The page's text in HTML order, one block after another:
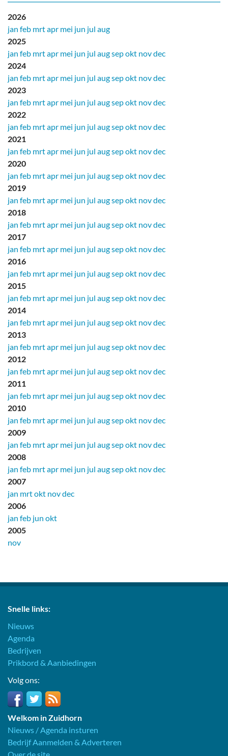
2026
jan feb mrtapr mei jun jul aug
2025
jan feb mrtapr mei jun jul augsepokt novdec
2024
jan feb mrtapr mei jun jul augsepokt novdec
2023
jan feb mrtapr mei jun jul augsepokt novdec
2022
jan feb mrtapr mei jun jul augsepokt novdec
2021
jan feb mrtapr mei jun jul augsepokt novdec
2020
jan feb mrtapr mei jun jul augsepokt novdec
2019
jan feb mrtapr mei jun jul augsepokt novdec
2018
jan feb mrtapr mei jun jul augsepokt novdec
2017
jan feb mrtapr mei jun jul augsepokt novdec
2016
jan feb mrtapr mei jun jul augsepokt novdec
2015
jan feb mrtapr mei jun jul augsepokt novdec
2014
jan feb mrtapr mei jun jul augsepokt novdec
2013
jan feb mrtapr mei jun jul augsepokt novdec
2012
jan feb mrtapr mei jun jul augsepokt novdec
2011
jan feb mrtapr mei jun jul augsepokt novdec
2010
jan feb mrtapr mei jun jul augsepokt novdec
2009
jan feb mrtapr mei jun jul augsepokt novdec
2008
jan feb mrtapr mei jun jul augsepokt novdec
2007
jan mrtokt novdec
2006
jan feb jun okt
2005
nov
Snelle links:
Nieuws
Agenda
Bedrijven
Prikbord & Aanbiedingen
Volg ons:
Welkom in Zuidhorn
Nieuws / Agenda insturen
Bedrijf Aanmelden & Adverteren
Over de site